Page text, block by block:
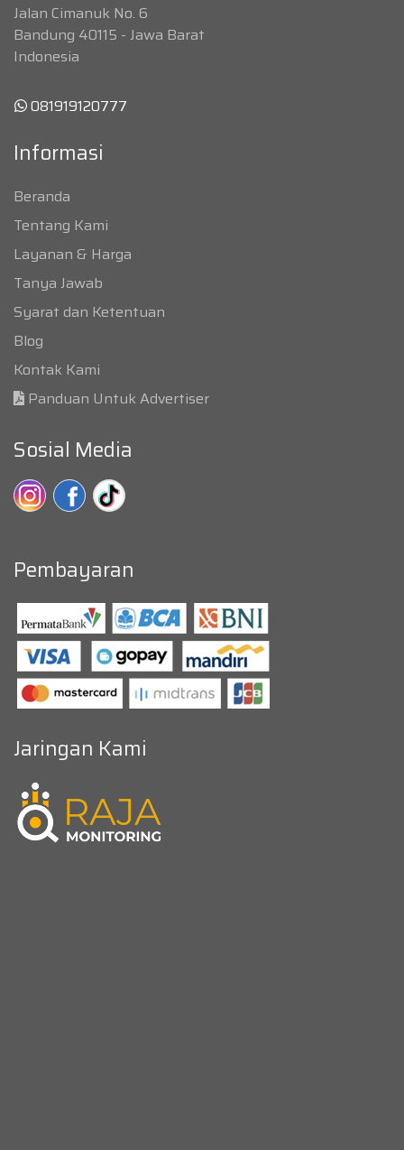
Jalan Cimanuk No. 6
Bandung 40115 - Jawa Barat
Indonesia
081919120777
Informasi
Beranda
Tentang Kami
Layanan & Harga
Tanya Jawab
Syarat dan Ketentuan
Blog
Kontak Kami
Panduan Untuk Advertiser
Sosial Media
Pembayaran
Jaringan Kami